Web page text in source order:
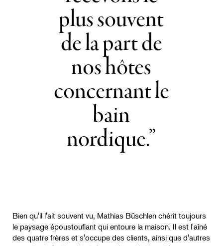
plus souvent
de la part de
nos hôtes
concernant le
bain
nordique.
Bien qu'il l'ait souvent vu, Mathias Büschlen chérit toujours
le paysage époustouflant qui entoure la maison. Il est l'aîné
des quatre frères et s'occupe des clients, ainsi que d'autres